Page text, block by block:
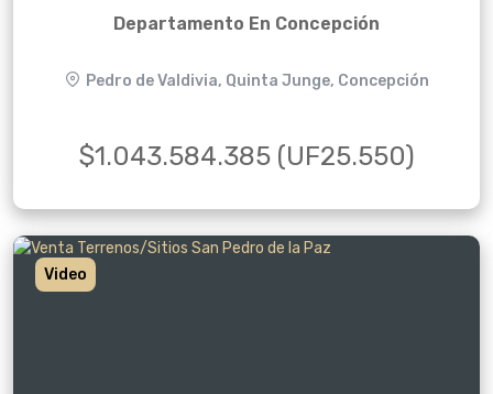
Departamento En Concepción
Pedro de Valdivia, Quinta Junge, Concepción
$1.043.584.385 (UF25.550)
Video